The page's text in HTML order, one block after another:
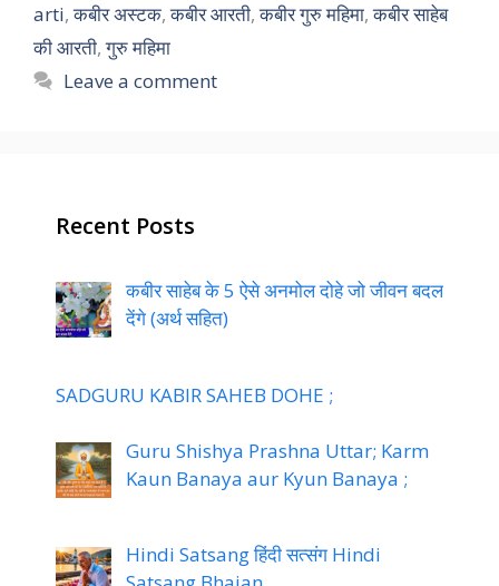
arti,कबीर अस्टक,कबीर आरती,कबीर गुरु महिमा,कबीर साहेब
की आरती,गुरु महिमा
Leave a comment
Recent Posts
कबीर साहेब के 5 ऐसे अनमोल दोहे जो जीवन बदल
देंगे (अर्थ सहित)
SADGURU KABIR SAHEB DOHE ;
Guru Shishya Prashna Uttar; Karm
Kaun Banaya aur Kyun Banaya ;
Hindi Satsang हिंदी सत्संग Hindi